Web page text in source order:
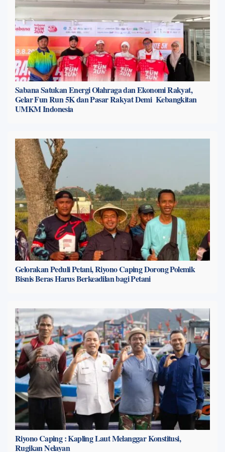
Sabana Satukan Energi Olahraga dan Ekonomi Rakyat,
Gelar Fun Run 5K dan Pasar Rakyat Demi Kebangkitan
UMKM Indonesia
Gelorakan Peduli Petani, Riyono Caping Dorong Polemik
Bisnis Beras Harus Berkeadilan bagi Petani
Riyono Caping : Kapling Laut Melanggar Konstitusi,
Rugikan Nelayan